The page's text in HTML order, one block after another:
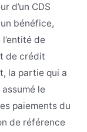
d’un CDS
bénéfice,
de
de crédit
la partie qui a
le
paiements du
de référence